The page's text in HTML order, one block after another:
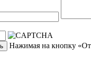
Нажимая на кнопку